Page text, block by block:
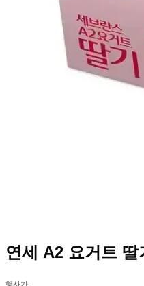
연세 A2 요거트 딸
행사가